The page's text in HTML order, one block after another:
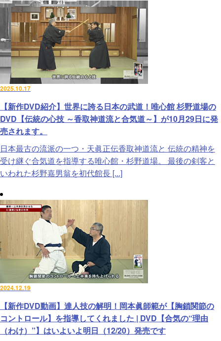
2025.10.17
【新作DVD紹介】世界に誇る日本の武道！唯心館 杉野道場の
DVD【伝統の心技 ～香取神道流と合気道～】が10月29日に発
売されます。
日本最古の流派の一つ・天眞正伝香取神道流と 伝統の精神を
受け継ぐ合気道を指導する唯心館・杉野道場。 最後の剣客と
いわれた杉野嘉男翁を初代館長 [...]
2024.12.19
【新作DVD動画】達人技の解明！岡本眞師範が【胸鎖関節の
コントロール】を指導してくれました | DVD【合気の“理由
（わけ）”】はいよいよ明日（12/20）発売です